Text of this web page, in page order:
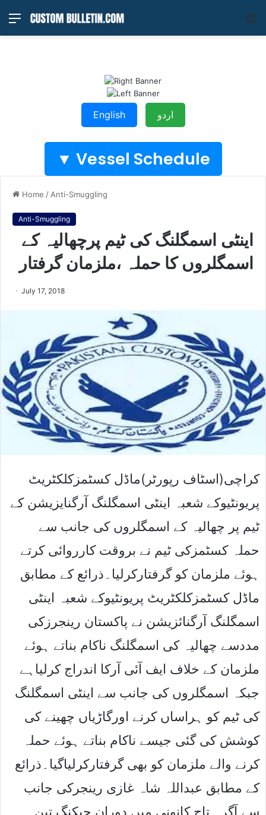
Menu
English اردو
Vessel Schedule ▼
Home / Anti-Smuggling
Anti-Smuggling
اینٹی اسمگلنگ کی ٹیم پرچھالیہ کے
اسمگلروں کا حملہ ،ملزمان گرفتار
July 17, 2018
کراچی(اسٹاف رپورٹر)ماڈل کسٹمزکلکٹریٹ
پریونٹیوکے شعبہ اینٹی اسمگلنگ آرگنایزیشن کے
ٹیم پر چھالیہ کے اسمگلروں کی جانب سے
حملہ کسٹمزکی ٹیم نے بروقت کارروائی کرتے
ہوئے ملزمان کو گرفتارکرلیا۔ذرائع کے مطابق
ماڈل کسٹمزکلکٹریٹ پریونٹیوکے شعبہ اینٹی
اسمگلنگ آرگنائزیشن نے پاکستان رینجرزکی
مددسے چھالیہ کی اسمگلنگ ناکام بناتے ہوئے
ملزمان کے خلاف ایف آئی آرکا اندراج کرلیاہے
جبکہ اسمگلروں کی جانب سے اینٹی اسمگلنگ
کی ٹیم کو ہراساں کرنے اورگاڑیاں چھینے کی
کوشش کی گئی جیسے ناکام بناتے ہوئے حملہ
کرنے والے ملزمان کو بھی گرفتارکرلیاگیا۔ذرائع
کے مطابق عبداللہ شاہ غازی رینجرکی جانب
سے آگرہ تاج کانونی میں دوران چیکنگ تین